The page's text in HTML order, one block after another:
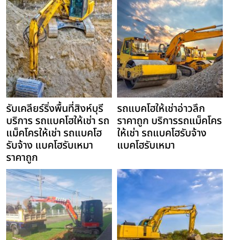
รับเคลียร์ริ่งพื้นที่สิงห์บุรี
บริการ รถแบคโฮให้เช่า รถ
แม็คโครให้เช่า รถแบคโฮ
รับจ้าง แบคโฮรับเหมา
ราคาถูก
รถแบคโฮให้เช่าอ่าวลึก
ราคาถูก บริการรถแม็คโคร
ให้เช่า รถแบคโฮรับจ้าง
แบคโฮรับเหมา